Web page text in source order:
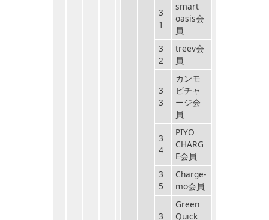
3
1
smart
oasis会
員
3
2
treev会
員
3
3
カンモ
ビチャ
ージ会
員
3
4
PIYO
CHARG
E会員
3
5
Charge-
mo会員
3
Green
Quick